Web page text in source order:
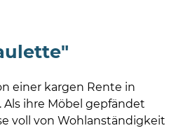
einer kargen Rente in
Als ihre Möbel gepfändet
voll von Wohlanständigkeit